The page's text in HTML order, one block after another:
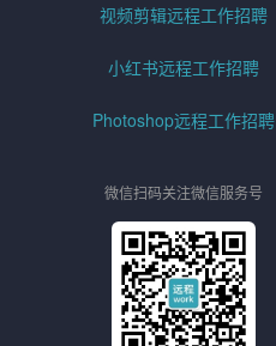
视频剪辑远程工作招聘
小红书远程工作招聘
Photoshop远程工作招聘
微信扫码关注微信服务号